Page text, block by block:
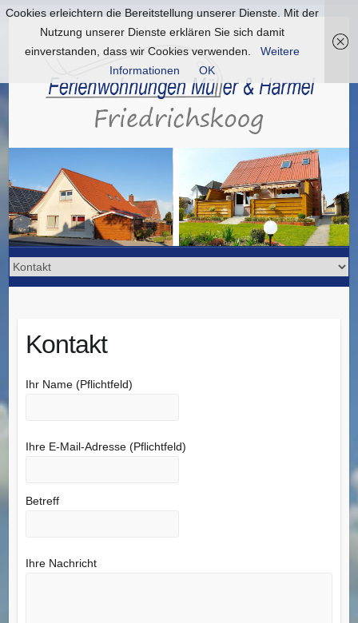
Kontakt
Ihr Name (Pflichtfeld)
Ihre E-Mail-Adresse (Pflichtfeld)
Betreff
Ihre Nachricht
Cookies erleichtern die Bereitstellung unserer Dienste. Mit der
Nutzung unserer Dienste erklären Sie sich damit
einverstanden, dass wir Cookies verwenden.
Weitere
Informationen
OK